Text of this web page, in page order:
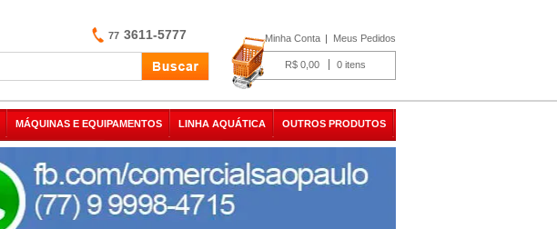
77 3611-5777 Minha Conta Meus Pedidos
0
R$ 0,00
MÁQUINAS E EQUIPAMENTOS LINHA AQUÁTICA OUTROS PRODUTOS